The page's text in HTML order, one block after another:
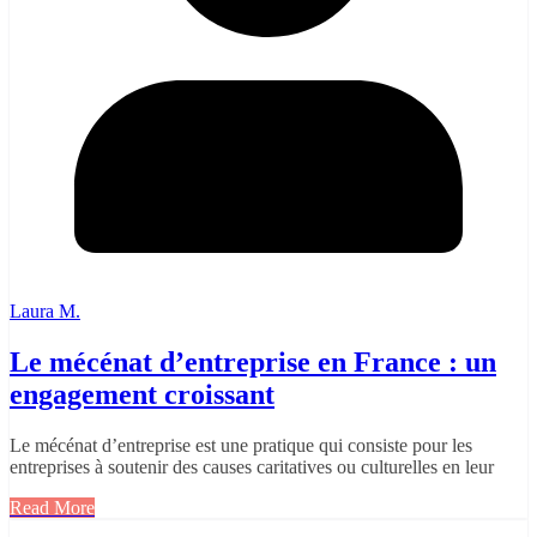
Laura M.
Le mécénat d’entreprise en France : un
engagement croissant
Le mécénat d’entreprise est une pratique qui consiste pour les
entreprises à soutenir des causes caritatives ou culturelles en leur
Read More